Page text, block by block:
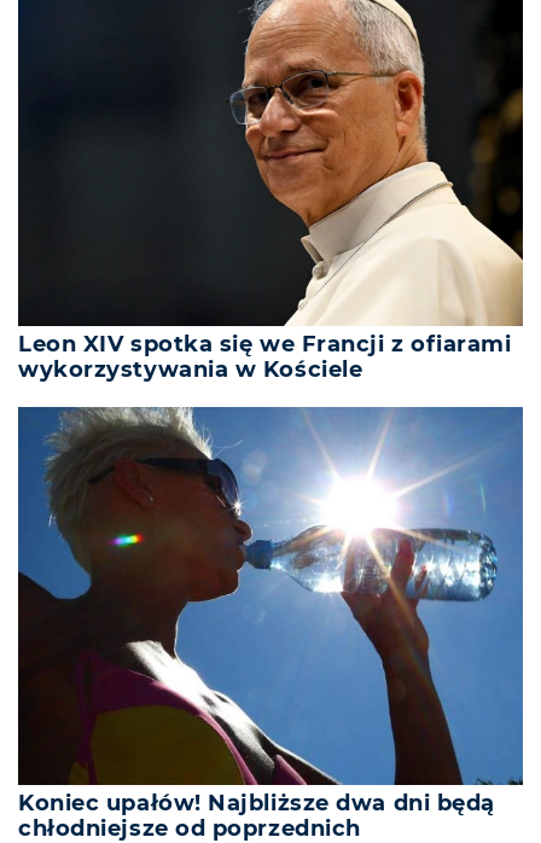
Leon XIV spotka się we Francji z ofiarami
wykorzystywania w Kościele
Koniec upałów! Najbliższe dwa dni będą
chłodniejsze od poprzednich